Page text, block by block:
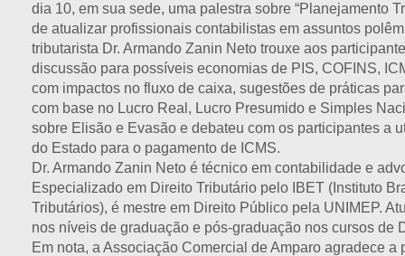
dia 10, em sua sede, uma palestra sobre “Planejamento
de atualizar profissionais contabilistas em assuntos
tributarista Dr. Armando Zanin Neto trouxe aos
discussão para possíveis economias de PIS, COFINS,
com impactos no fluxo de caixa, sugestões de práticas
com base no Lucro Real, Lucro Presumido e Simples
sobre Elisão e Evasão e debateu com os participantes a
do Estado para o pagamento de ICMS.
Dr. Armando Zanin Neto é técnico em contabilidade e
Especializado em Direito Tributário pelo IBET (Instituto
Tributários), é mestre em Direito Público pela UNIMEP.
nos níveis de graduação e pós-graduação nos cursos de
Em nota, a Associação Comercial de Amparo agradece